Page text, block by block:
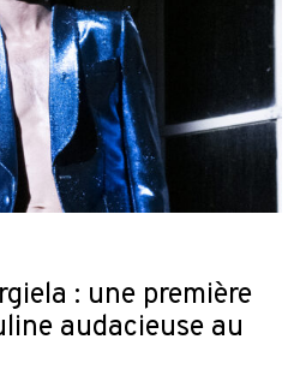
: une première
audacieuse au